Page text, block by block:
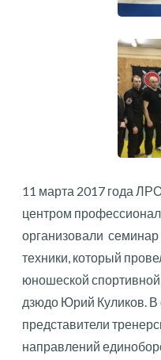
11 марта 2017 года
центром
организовали
техники, который
юношеской
дзюдо Юрий Куликов. В
представители
направлений